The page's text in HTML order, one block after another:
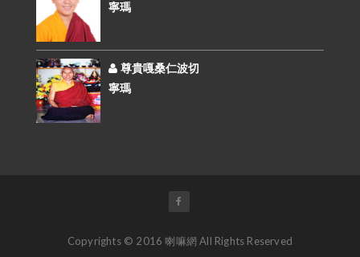
寧瑪
尊貴嘎桑仁波切
寧瑪
Copyrights © 2016 喇嘛網 All Rights Reserved